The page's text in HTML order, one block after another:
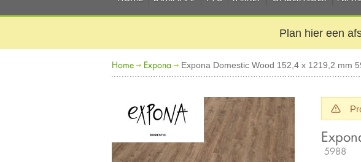
Plan hier een
Home Expona Expona Domestic Wood 152,4 x 1219,2 mm
5988